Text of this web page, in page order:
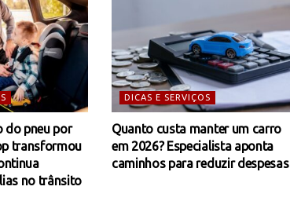
do pneu por
transformou
no trânsito
DICAS E SERVIÇOS
Quanto custa manter um carro
em 2026? Especialista aponta
caminhos para reduzir despesas